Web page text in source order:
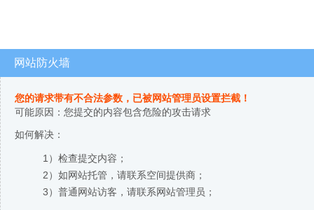
网站防火墙
您的请求带有不合法参数，已被网站管理员设置拦截！
可能原因：您提交的内容包含危险的攻击请求
如何解决：
1）检查提交内容；
2）如网站托管，请联系空间提供商；
3）普通网站访客，请联系网站管理员；